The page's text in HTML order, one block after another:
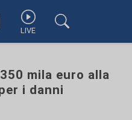
LIVE
mila euro alla
i danni